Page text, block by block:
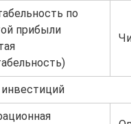
по
прибыли